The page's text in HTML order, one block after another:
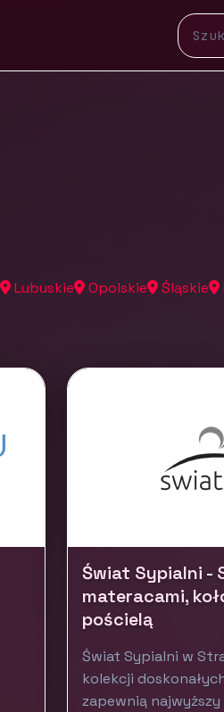
Lubuskie Opolskie Śląskie
Świat Sypialni -
materacami,
pościelą
Świat Sypialni w
kolekcji
zapewnią